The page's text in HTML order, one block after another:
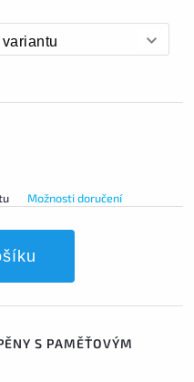
Možnosti doručení
S PAMĚŤOVÝM